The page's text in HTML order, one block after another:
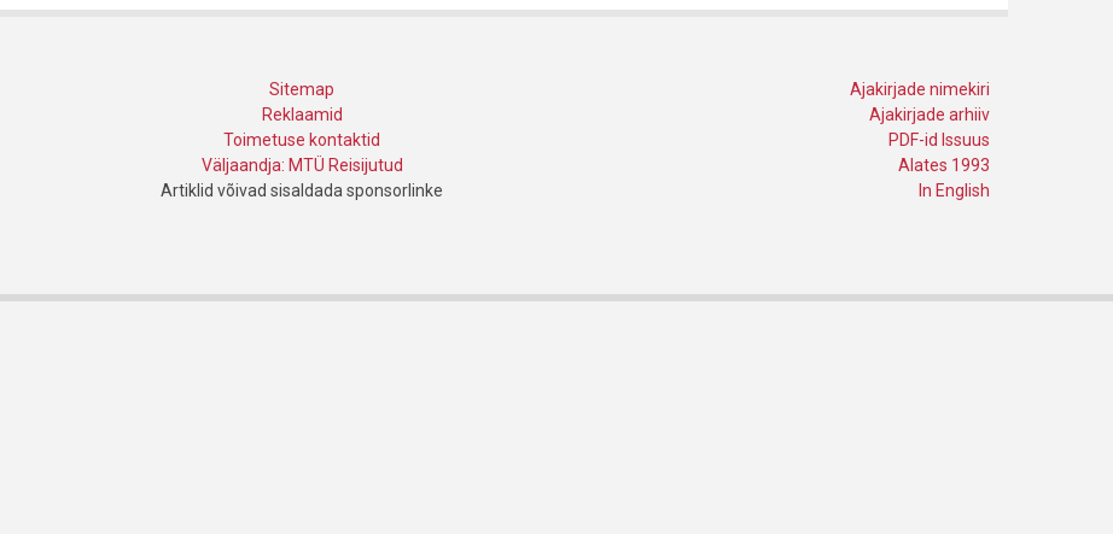
Sitemap
Reklaamid
Toimetuse kontaktid
Väljaandja: MTÜ Reisijutud
Artiklid võivad sisaldada sponsorlinke
Ajakirjade nimekiri
Ajakirjade arhiiv
PDF-id Issuus
Alates 1993
In English